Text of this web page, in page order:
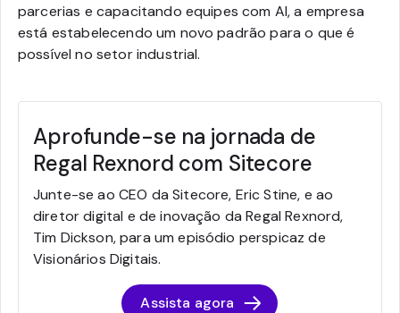
parcerias e capacitando equipes com AI, a empresa
está estabelecendo um novo padrão para o que é
possível no setor industrial.
Aprofunde-se na jornada de
Regal Rexnord com Sitecore
Junte-se ao CEO da Sitecore, Eric Stine, e ao
diretor digital e de inovação da Regal Rexnord,
Tim Dickson, para um episódio perspicaz de
Visionários Digitais.
Assista agora